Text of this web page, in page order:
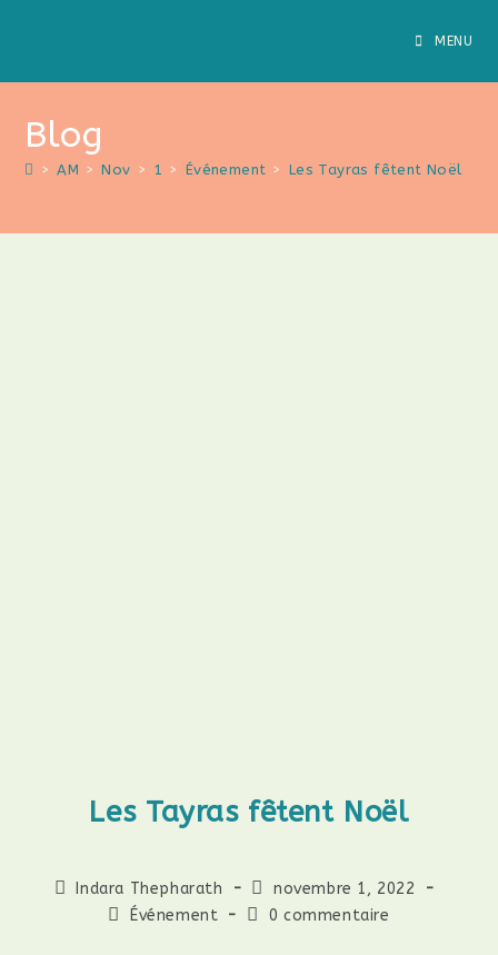
MENU
Blog
> AM > Nov > 1 > Événement > Les Tayras fêtent Noël
Les Tayras fêtent Noël
Indara Thepharath
novembre 1, 2022
Événement
0 commentaire